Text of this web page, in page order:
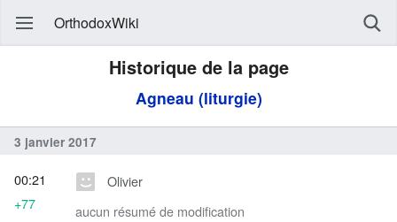
OrthodoxWiki
Historique de la page
Agneau (liturgie)
3 janvier 2017
Olivier
aucun résumé de modification
00:21
+77